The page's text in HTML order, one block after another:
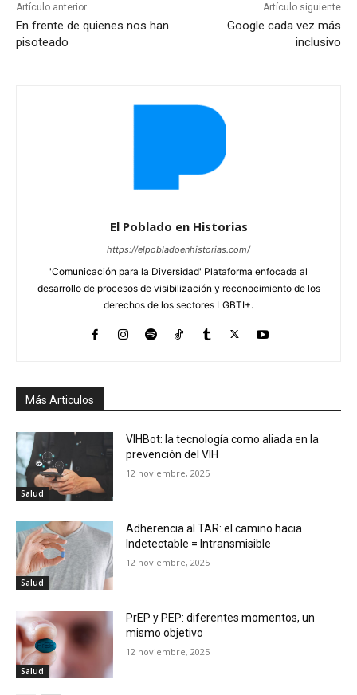
Artículo anterior
En frente de quienes nos han
pisoteado
Artículo siguiente
Google cada vez más
inclusivo
El Poblado en Historias
https://elpobladoenhistorias.com/
'Comunicación para la Diversidad' Plataforma enfocada al
desarrollo de procesos de visibilización y reconocimiento de los
derechos de los sectores LGBTI+.
Más Articulos
Salud
VIHBot: la tecnología como aliada en la
prevención del VIH
12 noviembre, 2025
Salud
Adherencia al TAR: el camino hacia
Indetectable = Intransmisible
12 noviembre, 2025
Salud
PrEP y PEP: diferentes momentos, un
mismo objetivo
12 noviembre, 2025